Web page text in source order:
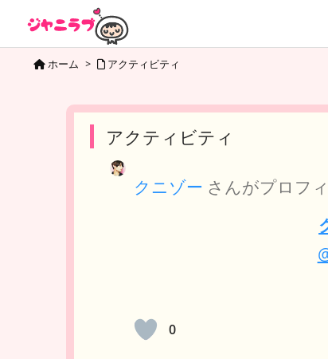
ホーム > アクティビティ
アクティビティ
クニゾー さんがプロフ
0